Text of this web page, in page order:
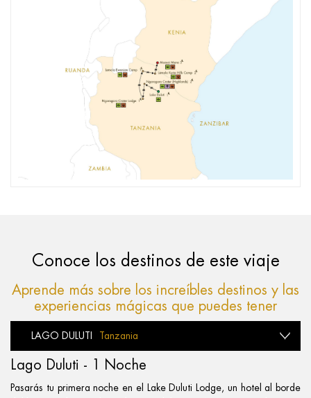
Conoce los destinos de este viaje
Aprende más sobre los increíbles destinos y las
experiencias mágicas que puedes tener
LAGO DULUTI Tanzania
Lago Duluti - 1 Noche
Pasarás tu primera noche en el Lake Duluti Lodge, un hotel al borde